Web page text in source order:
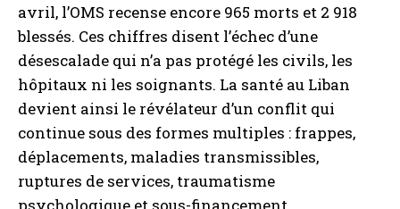
avril, l’OMS recense encore 965 morts et 2 918
blessés. Ces chiffres disent l’échec d’une
désescalade qui n’a pas protégé les civils, les
hôpitaux ni les soignants. La santé au Liban
devient ainsi le révélateur d’un conflit qui
continue sous des formes multiples : frappes,
déplacements, maladies transmissibles,
ruptures de services, traumatisme
psychologique et sous-financement